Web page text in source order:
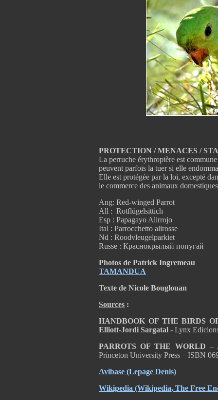
PROTECTION / MENACES /
La perruche érythroptère est
peuvent parfois la tuer si elle
Elle est protégée par la loi, excepté
le commerce des animaux
Ang: Red-winged Parrot
All : Rotflügelsittich
Esp : Papagayo Alirrojo
Ital : Parrocchetto alirosse
Nd : Roodvleugelparkiet
Russe : Краснокрылый попугай
Photos de Patrick Ingremeau
TAMANDUA
Texte de Nicole Bouglouan
Sources :
HANDBOOK OF THE BIRDS
Elliott-Jordi Sargatal - Lynx
PARROTS OF THE WORLD –
Princeton University Press – ISBN
Avibase (Lepage Denis)
Wikipedia (Wikipedia, The Free